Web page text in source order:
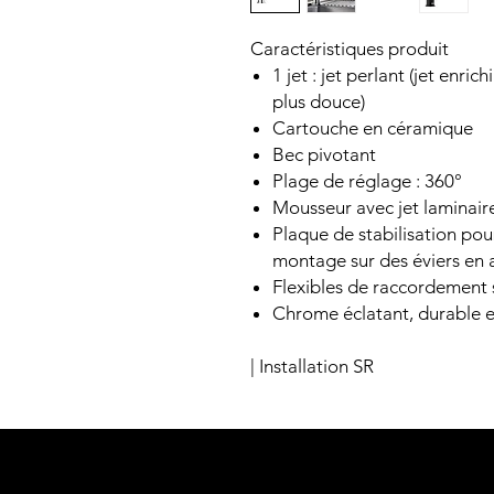
Caractéristiques produit
1 jet : jet perlant (jet
plus douce)
Cartouche en céramique
Bec pivotant
Plage de réglage : 360°
Mousseur avec jet
Plaque de stabilisation
montage sur des éviers en
Flexibles de raccordement
Chrome éclatant, durable
| Installation SR